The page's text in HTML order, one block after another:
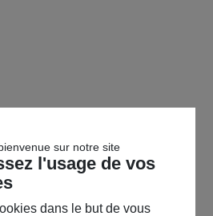
sur notre site
l'usage de vos
dans le but de vous